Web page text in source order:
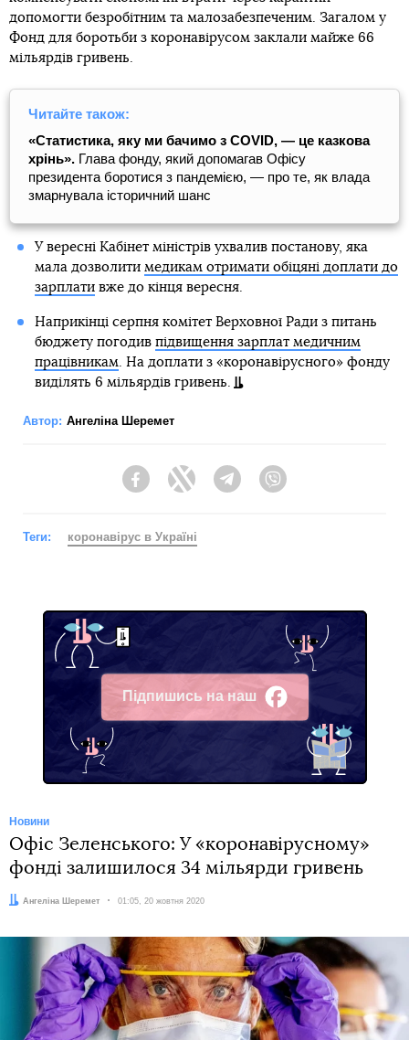
допомогти безробітним та малозабезпеченим. Загалом у
Фонд для боротьби з коронавірусом заклали майже 66
мільярдів гривень.
Читайте також:
«Статистика, яку ми бачимо з COVID, — це казкова
хрінь». Глава фонду, який допомагав Офісу
президента боротися з пандемією, — про те, як влада
змарнувала історичний шанс
У вересні Кабінет міністрів ухвалив постанову, яка
мала дозволити медикам отримати обіцяні доплати до
зарплативже до кінця вересня.
Наприкінці серпня комітет Верховної Ради з питань
бюджету погодив підвищення зарплат медичним
працівникам . На доплати з «коронавірусного» фонду
виділять 6 мільярдів гривень.
Автор: Ангеліна Шеремет
FacebookTwitter Telegram
Теги: коронавірус в Україні
Підпишись на наш
Facebook
Новини
Офіс Зеленського: У «коронавірусному»
фонді залишилося 34 мільярди гривень
Автор:
Ангеліна Шеремет Дата:
01:05, 20 жовтня 2020